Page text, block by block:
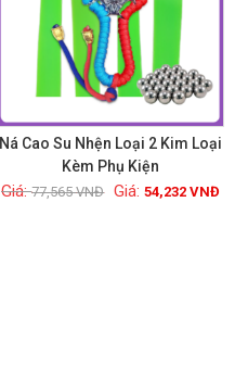
Ná Cao Su Nhện Loại 2 Kim Loại
Kèm Phụ Kiện
77,565VNĐ 54,232VNĐ